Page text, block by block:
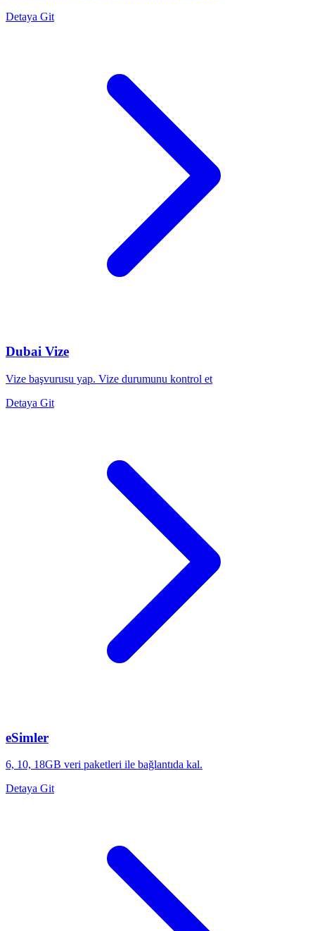
Detaya Git
Dubai Vize
Vize başvurusu yap. Vize durumunu kontrol et
Detaya Git
eSimler
6, 10, 18GB veri paketleri ile bağlantıda kal.
Detaya Git